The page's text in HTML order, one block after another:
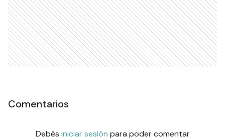
Comentarios
Debés iniciar sesión para poder comentar